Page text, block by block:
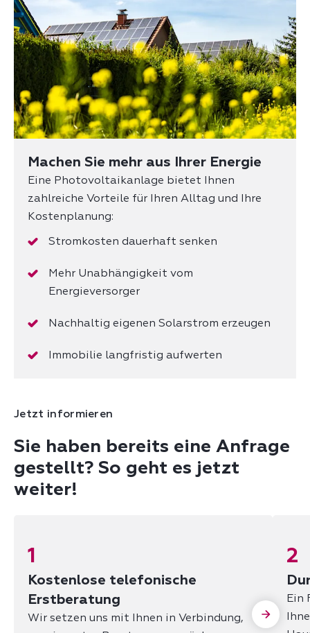
Machen Sie mehr aus Ihrer Energie
Eine Photovoltaikanlage bietet Ihnen
zahlreiche Vorteile für Ihren Alltag und Ihre
Kostenplanung:
Stromkosten dauerhaft senken
Mehr Unabhängigkeit vom
Energieversorger
Nachhaltig eigenen Solarstrom erzeugen
Immobilie langfristig aufwerten
Jetzt informieren
Sie haben bereits eine Anfrage
gestellt? So geht es jetzt
weiter!
1
Kostenlose telefonische
Erstberatung
Wir setzen uns mit Ihnen in Verbindung,
2
Ein